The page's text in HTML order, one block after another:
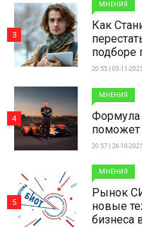
МНЕНИЯ
Как
подборе
20:55 | 03-11-
3
МНЕНИЯ
Формула
поможет
20:57 | 26-10-
4
МНЕНИЯ
Рынок
новые
бизнеса
5